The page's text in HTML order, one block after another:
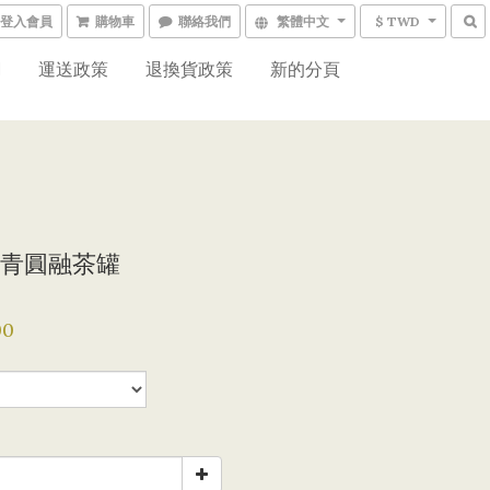
登入會員 購物車 聯絡我們 繁體中文 $ TWD
運送政策 退換貨政策 新的分頁
圓融茶罐